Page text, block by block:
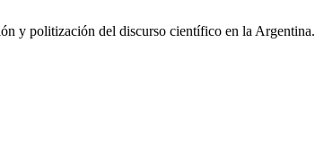
y politización del discurso científico en la Argentina.